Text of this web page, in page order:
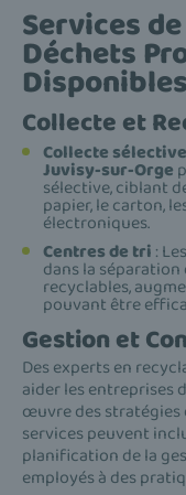
Services
Déchets
Collecte et
Collecte sélective
Juvisy-sur-Orge
sélective, ciblant
papier, le carton,
électroniques.
Centres de tri :
dans la
recyclables,
pouvant être
Gestion et
Des experts en
aider les entreprises
œuvre des stratégies
services peuvent
planification de la
employés à des